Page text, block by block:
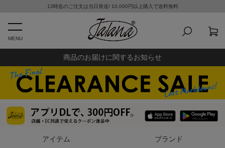
13時迄のご注文は当日発送/ 10,000円以上購入で送料無料
MENU
商品のお届けに関するお知らせ
アイテム ブランド